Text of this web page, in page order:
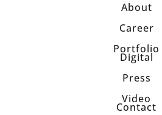
About
Career
Portfolio
Digital
Press
Video
Contact